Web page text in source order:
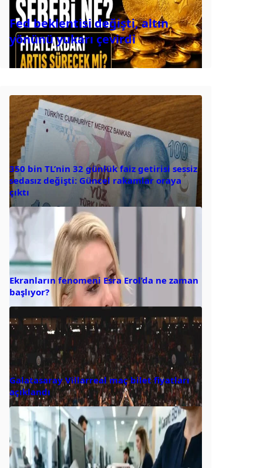
Fed beklentisi değişti, altın
yönünü yukarı çevirdi
350 bin TL’nin 32 günlük faiz getirisi sessiz
sedasız değişti: Güncel rakamlar oraya
çıktı
Ekranların fenomeni Esra Erol’da ne zaman
başlıyor?
Galatasaray Villarreal maç bilet fiyatları
açıklandı